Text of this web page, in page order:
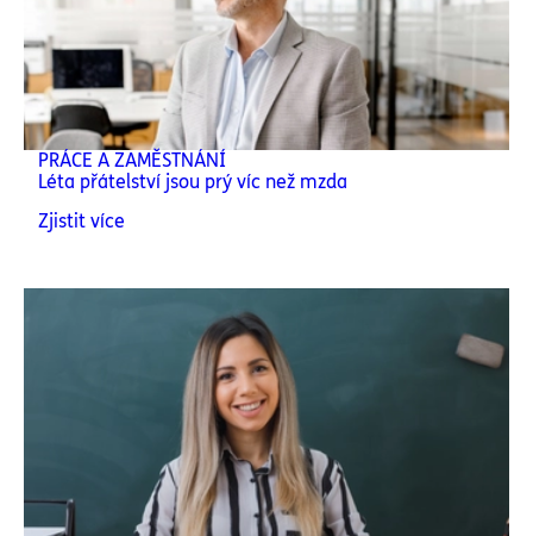
PRÁCE A ZAMĚSTNÁNÍ
Léta přátelství jsou prý víc než mzda
Zjistit více